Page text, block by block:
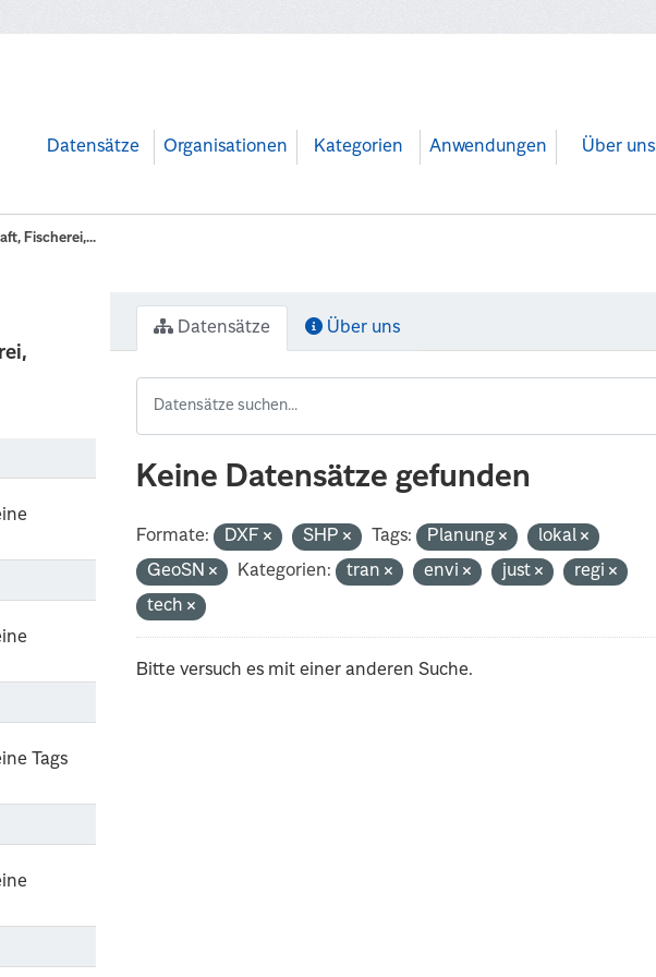
Datensätze Organisationen Kategorien Anwendungen Über uns
Fischerei,...
Tags
Datensätze Über uns
Keine Datensätze gefunden
Formate: DXF SHP Tags: Planung
lokal
GeoSN
Kategorien: tran envi just
regi
tech
Bitte versuch es mit einer anderen Suche.